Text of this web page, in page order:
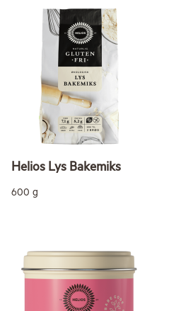
Helios Lys Bakemiks
600 g